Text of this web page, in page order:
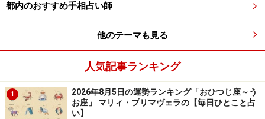
都内のおすすめ手相占い師
他のテーマも見る
人気記事ランキング
1
2026年8月5日の運勢ランキング「おひつじ座～う
お座」 マリィ・プリマヴェラの【毎日ひとこと占
い】